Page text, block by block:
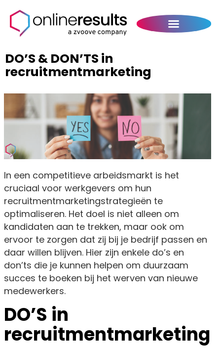
DO’S & DON’TS in
recruitmentmarketing
In een competitieve arbeidsmarkt is het
cruciaal voor werkgevers om hun
recruitmentmarketingstrategieën te
optimaliseren. Het doel is niet alleen om
kandidaten aan te trekken, maar ook om
ervoor te zorgen dat zij bij je bedrijf passen en
daar willen blijven. Hier zijn enkele do’s en
don’ts die je kunnen helpen om duurzaam
succes te boeken bij het werven van nieuwe
medewerkers.
DO’S in
recruitmentmarketing